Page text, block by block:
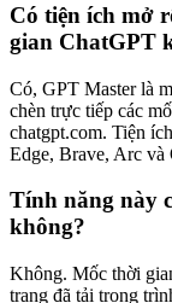
Có tiện ích mở
gian ChatGPT
Có, GPT Master là
chèn trực tiếp các
chatgpt.com. Tiện
Edge, Brave, Arc và
Tính năng này
không?
Không. Mốc thời
trang đã tải trong